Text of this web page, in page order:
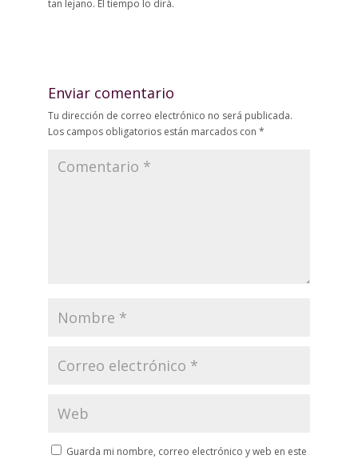
tan lejano. El tiempo lo dirá.
Enviar comentario
Tu dirección de correo electrónico no será publicada.
Los campos obligatorios están marcados con *
Guarda mi nombre, correo electrónico y web en este